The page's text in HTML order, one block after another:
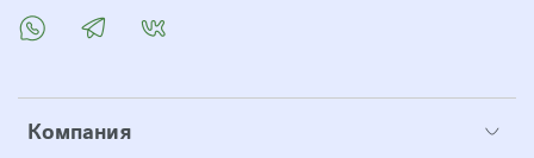
Компания